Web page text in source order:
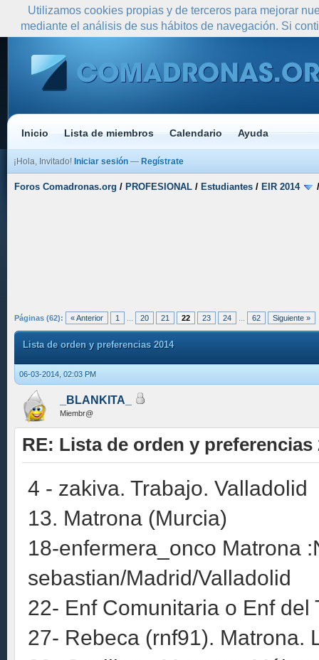
Inicio Lista de miembros Calendario Ayuda
¡Hola, Invitado! Iniciar sesión — Regístrate
Foros Comadronas.org / PROFESIONAL / Estudiantes / EIR 2014
Páginas (62): « Anterior 1 20 21 22 23 24 62 Siguiente »
Lista de orden y preferencias 2014
06-03-2014, 02:03 PM
_BLANKITA_
Miembr@
RE: Lista de orden y preferencias
4 - zakiva. Trabajo. Valladolid
13. Matrona (Murcia)
18-enfermera_onco Matrona
sebastian/Madrid/Valladolid
22- Enf Comunitaria o Enf del
27- Rebeca (rnf91). Matrona.
Utilizamos cookies propias y de terceros para mejorar
mediante el análisis de sus hábitos de navegación. Si